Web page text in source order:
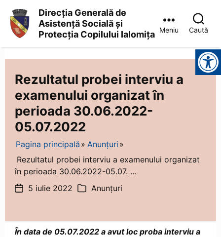
Asistență
Socială
și
Protecția
Copilului
Ialomița
Direcția Generală de
Asistență Socială și
Protecția Copilului Ialomița
Meniu Caută
Instrumente pentru accesibilitate
Rezultatul probei interviu a
examenului organizat în
perioada 30.06.2022-
05.07.2022
Pagina principală
Anunțuri
Rezultatul probei interviu a examenului organizat
în perioada 30.06.2022-05.07. ...
Dată5 iulie 2022 Categorii
Anunțuri
În data de 05.07.2022 a avut loc proba interviu a